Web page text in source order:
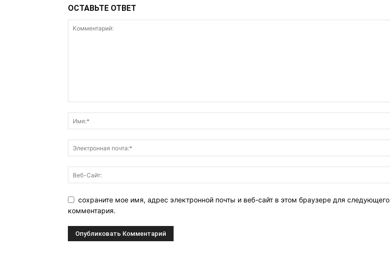
ОСТАВЬТЕ ОТВЕТ
сохраните мое имя, адрес электронной почты и веб-сайт в этом браузере для следующего
комментария.